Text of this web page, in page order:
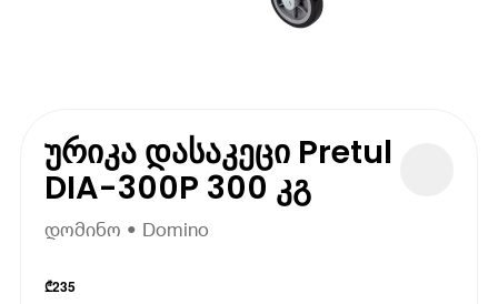
ურიკა დასაკეცი Pretul
DIA-300P 300 კგ
დომინო • Domino
₾235